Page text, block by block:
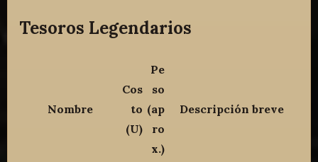
Tesoros Legendarios
Nombre
Cos
to
(U)
Pe
so
(ap
ro
x.)
Descripción breve